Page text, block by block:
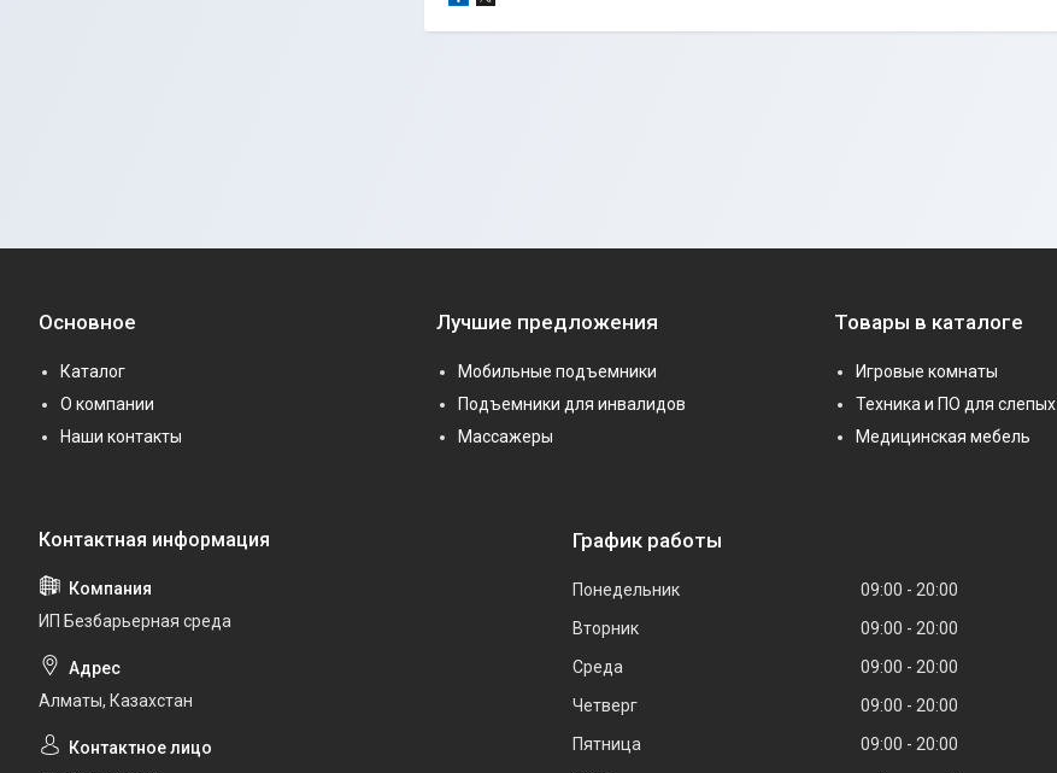
Основное
Каталог
О компании
Наши контакты
Лучшие предложения
Мобильные подъемники
Подъемники для инвалидов
Массажеры
Товары в каталоге
Игровые комнаты
Техника и ПО для слепых
Медицинская мебель
ИП Безбарьерная среда
Алматы, Казахстан
График работы
Понедельник 09:00
20:00
Вторник
09:00
20:00
Среда
09:00
20:00
Четверг
09:00
20:00
Пятница
09:00
20:00